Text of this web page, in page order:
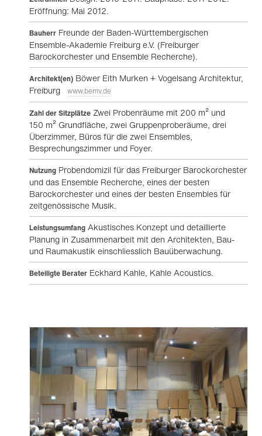
Eröffnung: Mai 2012.
Bauherr Freunde der Baden-Württembergischen
Ensemble-Akademie Freiburg e.V. (Freiburger
Barockorchester und Ensemble Recherche).
Architekt(en) Böwer Eith Murken + Vogelsang Architektur,
Freiburg
www.bemv.de
Zahl der Sitzplätze Zwei Probenräume mit 200 m² und
150 m² Grundfläche, zwei Gruppenproberäume, drei
Überzimmer, Büros für die zwei Ensembles,
Besprechungszimmer und Foyer.
Nutzung Probendomizil für das Freiburger Barockorchester
und das Ensemble Recherche, eines der besten
Barockorchester und eines der besten Ensembles für
zeitgenössische Musik.
Leistungsumfang Akustisches Konzept und detaillierte
Planung in Zusammenarbeit mit den Architekten, Bau-
und Raumakustik einschliesslich Bauüberwachung.
Beteiligte Berater Eckhard Kahle, Kahle Acoustics.